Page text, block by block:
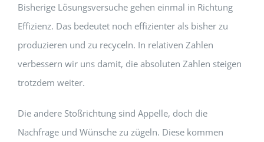
Bisherige Lösungsversuche gehen einmal in Richtung
Effizienz. Das bedeutet noch effizienter als bisher zu
produzieren und zu recyceln. In relativen Zahlen
verbessern wir uns damit, die absoluten Zahlen steigen
trotzdem weiter.
Die andere Stoßrichtung sind Appelle, doch die
Nachfrage und Wünsche zu zügeln. Diese kommen